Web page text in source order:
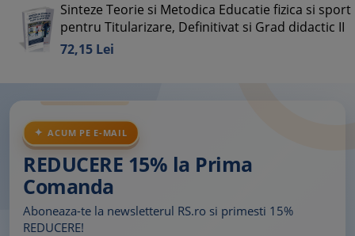
Sinteze Teorie si Metodica Educatie fizica si sport
pentru Titularizare, Definitivat si Grad didactic II
72,15 Lei
ACUM PE E-MAIL
REDUCERE 15% la Prima
Comanda
Aboneaza-te la newsletterul RS.ro si primesti 15%
REDUCERE!